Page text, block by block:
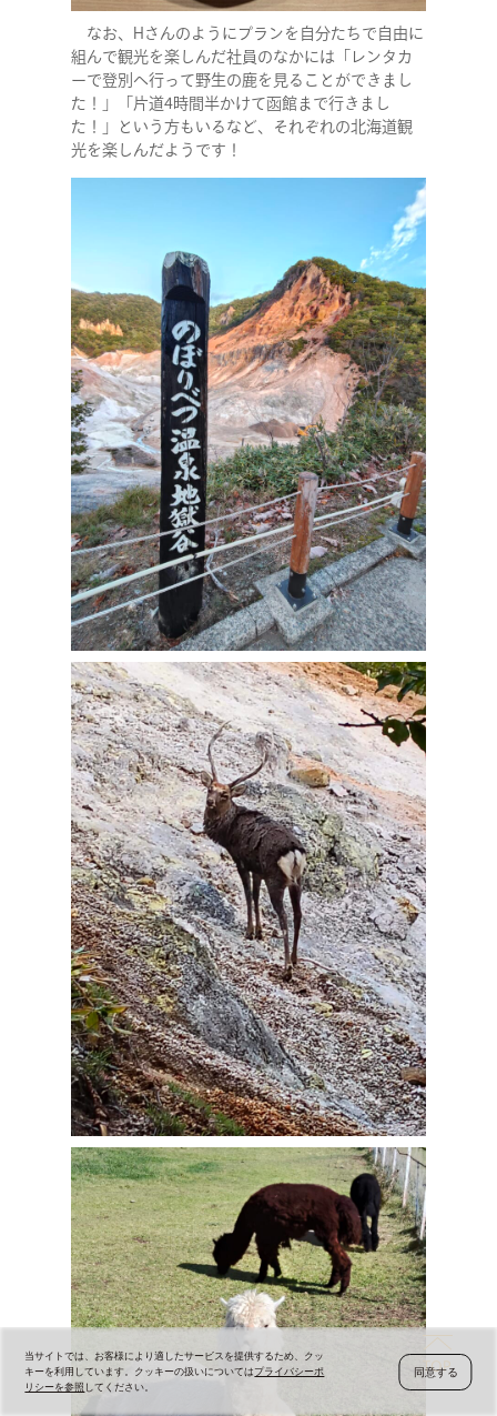
なお、Hさんのようにプランを自分たちで自由に
組んで観光を楽しんだ社員のなかには「レンタカ
ーで登別へ行って野生の鹿を見ることができまし
た！」「片道4時間半かけて函館まで行きまし
た！」という方もいるなど、それぞれの北海道観
光を楽しんだようです！
当サイトでは、お客様により適したサービスを提供するため、クッ
キーを利用しています。クッキーの扱いについてはプライバシーポ
リシーを参照 してください。
同意する